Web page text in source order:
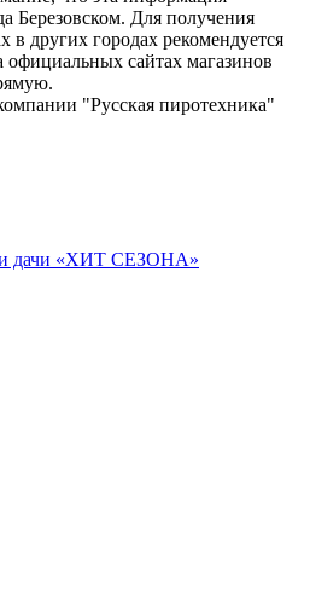
Березовском. Для получения
в других городах рекомендуется
сайтах магазинов
и дачи «ХИТ СЕЗОНА»